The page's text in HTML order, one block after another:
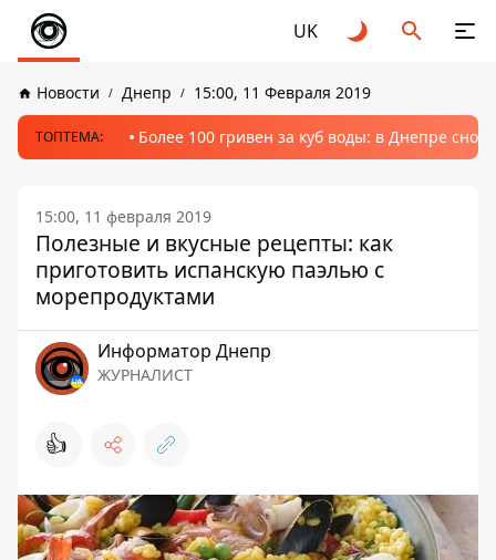
UK
Новости Днепр 15:00, 11 Февраля 2019
ТОПТЕМА: Более 100 гривен за куб воды: в Днепре
15:00, 11 февраля 2019
Полезные и вкусные рецепты: как
приготовить испанскую паэлью с
морепродуктами
Информатор Днепр
ЖУРНАЛИСТ
👍